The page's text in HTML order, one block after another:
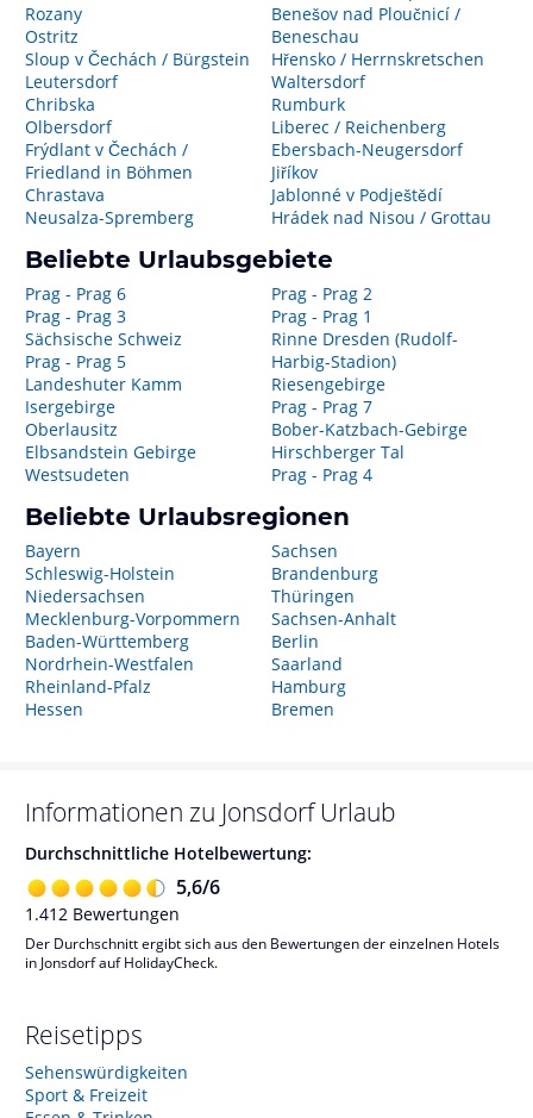
Rozany
Ostritz
Sloup v Čechách / Bürgstein
Leutersdorf
Chribska
Olbersdorf
Frýdlant v Čechách /
Friedland in Böhmen
Chrastava
Neusalza-Spremberg
Benešov nad Ploučnicí /
Beneschau
Hřensko / Herrnskretschen
Waltersdorf
Rumburk
Liberec / Reichenberg
Ebersbach-Neugersdorf
Jiříkov
Jablonné v Podještědí
Hrádek nad Nisou / Grottau
Beliebte Urlaubsgebiete
Prag - Prag 6
Prag - Prag 3
Sächsische Schweiz
Prag - Prag 5
Landeshuter Kamm
Isergebirge
Oberlausitz
Elbsandstein Gebirge
Westsudeten
Prag - Prag 2
Prag - Prag 1
Rinne Dresden (Rudolf-
Harbig-Stadion)
Riesengebirge
Prag - Prag 7
Bober-Katzbach-Gebirge
Hirschberger Tal
Prag - Prag 4
Beliebte Urlaubsregionen
Bayern
Schleswig-Holstein
Niedersachsen
Mecklenburg-Vorpommern
Baden-Württemberg
Nordrhein-Westfalen
Rheinland-Pfalz
Hessen
Sachsen
Brandenburg
Thüringen
Sachsen-Anhalt
Berlin
Saarland
Hamburg
Bremen
Informationen zu Jonsdorf Urlaub
Durchschnittliche Hotelbewertung:
5,6/6
1.412 Bewertungen
Der Durchschnitt ergibt sich aus den Bewertungen der einzelnen Hotels
in Jonsdorf auf HolidayCheck.
Reisetipps
Sehenswürdigkeiten
Sport & Freizeit